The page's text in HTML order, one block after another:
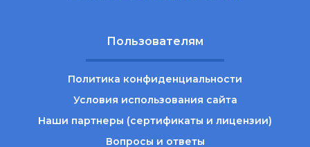
Пользователям
Политика конфиденциальности
Условия использования сайта
Наши партнеры (сертификаты и лицензии)
Вопросы и ответы